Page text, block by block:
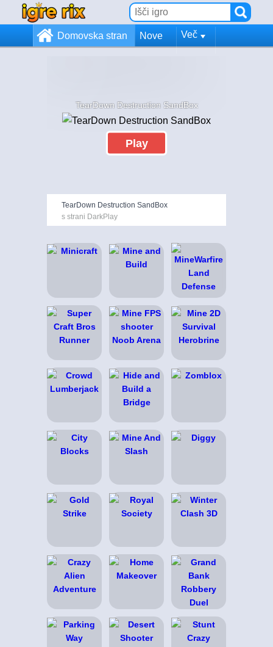
Domovska stran Nove Več
TearDown Destruction SandBox
Play
TearDown Destruction SandBox
s strani DarkPlay